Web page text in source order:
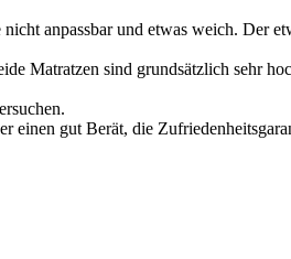
anpassbar und etwas weich. Der
Matratzen sind grundsätzlich sehr
einen gut Berät, die